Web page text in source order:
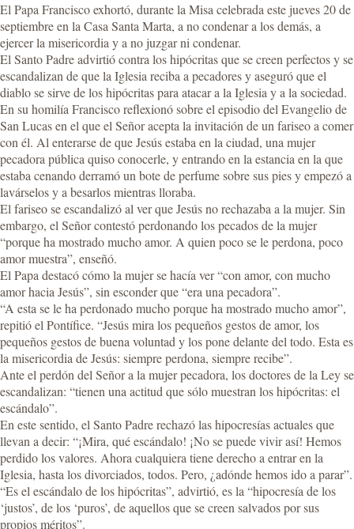
El Papa Francisco exhortó, durante la Misa celebrada este jueves 20 de
septiembre en la Casa Santa Marta, a no condenar a los demás, a
ejercer la misericordia y a no juzgar ni condenar.
El Santo Padre advirtió contra los hipócritas que se creen perfectos y se
escandalizan de que la Iglesia reciba a pecadores y aseguró que el
diablo se sirve de los hipócritas para atacar a la Iglesia y a la sociedad.
En su homilía Francisco reflexionó sobre el episodio del Evangelio de
San Lucas en el que el Señor acepta la invitación de un fariseo a comer
con él. Al enterarse de que Jesús estaba en la ciudad, una mujer
pecadora pública quiso conocerle, y entrando en la estancia en la que
estaba cenando derramó un bote de perfume sobre sus pies y empezó a
lavárselos y a besarlos mientras lloraba.
El fariseo se escandalizó al ver que Jesús no rechazaba a la mujer. Sin
embargo, el Señor contestó perdonando los pecados de la mujer
“porque ha mostrado mucho amor. A quien poco se le perdona, poco
amor muestra”, enseñó.
El Papa destacó cómo la mujer se hacía ver “con amor, con mucho
amor hacia Jesús”, sin esconder que “era una pecadora”.
“A esta se le ha perdonado mucho porque ha mostrado mucho amor”,
repitió el Pontífice. “Jesús mira los pequeños gestos de amor, los
pequeños gestos de buena voluntad y los pone delante del todo. Esta es
la misericordia de Jesús: siempre perdona, siempre recibe”.
Ante el perdón del Señor a la mujer pecadora, los doctores de la Ley se
escandalizan: “tienen una actitud que sólo muestran los hipócritas: el
escándalo”.
En este sentido, el Santo Padre rechazó las hipocresías actuales que
llevan a decir: “¡Mira, qué escándalo! ¡No se puede vivir así! Hemos
perdido los valores. Ahora cualquiera tiene derecho a entrar en la
Iglesia, hasta los divorciados, todos. Pero, ¿adónde hemos ido a parar”.
“Es el escándalo de los hipócritas”, advirtió, es la “hipocresía de los
‘justos’, de los ‘puros’, de aquellos que se creen salvados por sus
propios méritos”.